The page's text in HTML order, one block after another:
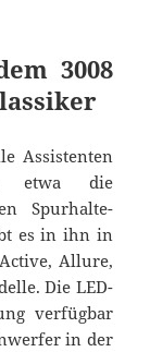
3008
Assistenten
etwa die
Spurhalte-
es in ihn in
Allure,
Die LED-
verfügbar
in der